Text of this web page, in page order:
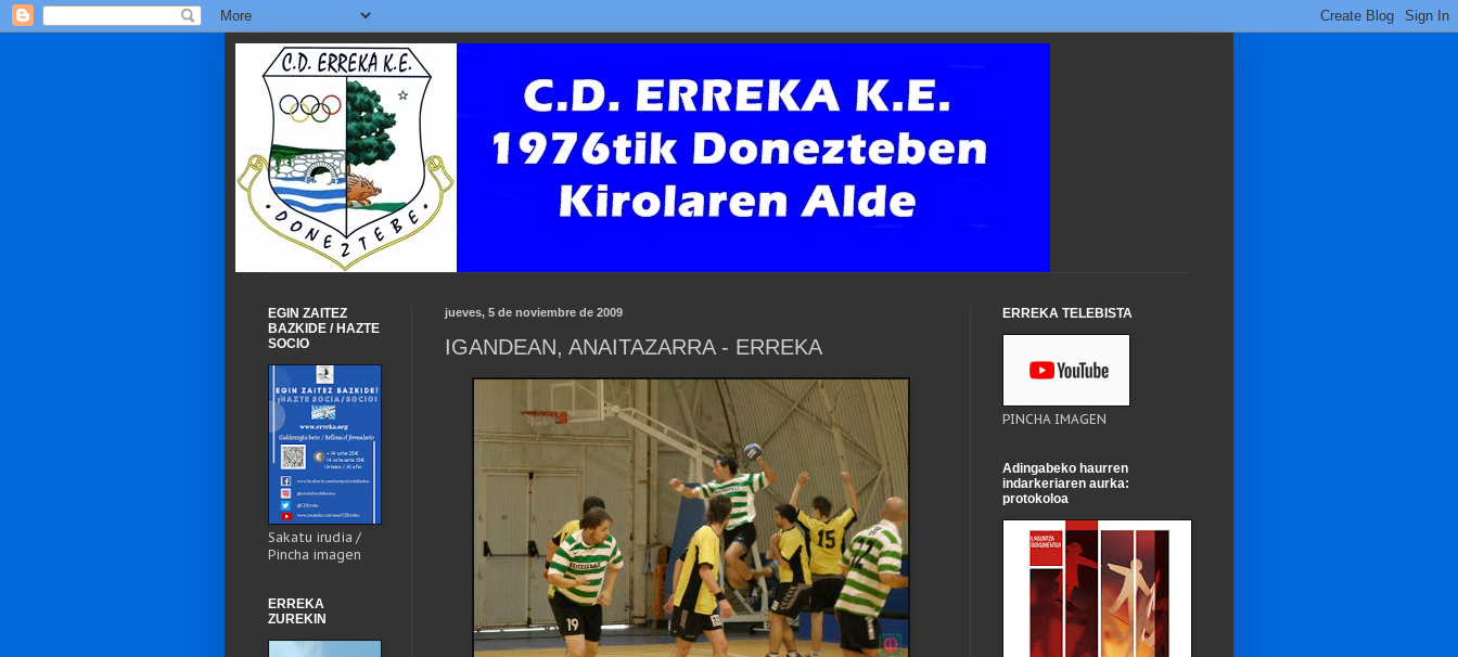
jueves, 5 de noviembre de 2009
IGANDEAN, ANAITAZARRA - ERREKA
EGIN ZAITEZ
BAZKIDE / HAZTE
SOCIO
Sakatu irudia /
Pincha imagen
ERREKA
ZUREKIN
ERREKA TELEBISTA
PINCHA IMAGEN
Adingabeko haurren
indarkeriaren aurka:
protokoloa